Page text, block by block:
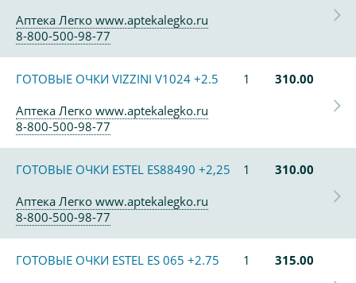
Аптека Легко www.aptekalegko.ru
8-800-500-98-77
ГОТОВЫЕ ОЧКИ VIZZINI V1024 +2.5 1
310.00
Аптека Легко www.aptekalegko.ru
8-800-500-98-77
ГОТОВЫЕ ОЧКИ ESTEL ES88490 +2,25 1
310.00
Аптека Легко www.aptekalegko.ru
8-800-500-98-77
ГОТОВЫЕ ОЧКИ ESTEL ES 065 +2.75 1
315.00